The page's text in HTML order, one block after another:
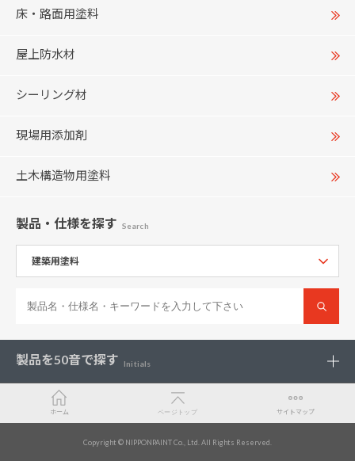
床・路面用塗料
屋上防水材
シーリング材
現場用添加剤
土木構造物用塗料
製品・仕様を探す Search
製品を50音で探す Initials
ホーム ページトップ サイトマップ
Copyright © NIPPONPAINT Co., Ltd. All Rights Reserved.